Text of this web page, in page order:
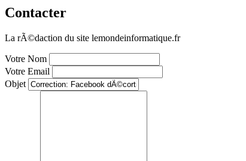
Contacter
La rÃ©daction du site lemondeinformatique.fr
Votre Nom
Votre Email
Objet